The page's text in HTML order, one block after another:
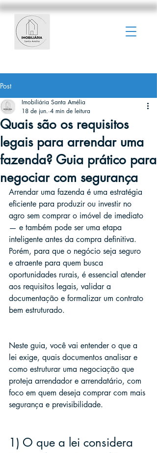
Post
Quais são os requisitos
legais para arrendar uma
fazenda? Guia prático para
negociar com segurança
Imobiliária Santa Amélia
18 de jun. 4 min de leitura
Arrendar uma fazenda é uma estratégia
eficiente para produzir ou investir no
agro sem comprar o imóvel de imediato
— e também pode ser uma etapa
inteligente antes da compra definitiva.
Porém, para que o negócio seja seguro
e atraente para quem busca
oportunidades rurais, é essencial atender
aos requisitos legais, validar a
documentação e formalizar um contrato
bem estruturado.
Neste guia, você vai entender o que a
lei exige, quais documentos analisar e
como estruturar uma negociação que
proteja arrendador e arrendatário, com
foco em quem deseja comprar com mais
segurança e previsibilidade.
1) O que a lei considera